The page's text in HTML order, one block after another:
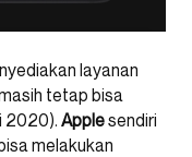
layanan
tetap bisa
2020). Applesendiri
melakukan